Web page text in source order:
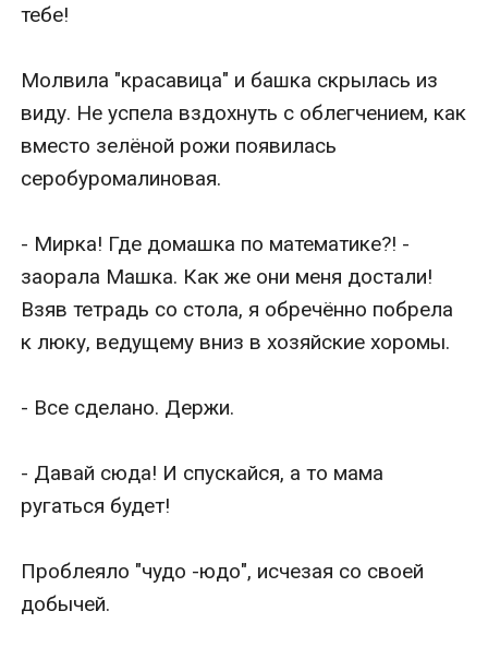
тебе!
Молвила "красавица" и башка скрылась из
виду. Не успела вздохнуть с облегчением, как
вместо зелёной рожи появилась
серобуромалиновая.
- Мирка! Где домашка по математике?! -
заорала Машка. Как же они меня достали!
Взяв тетрадь со стола, я обречённо побрела
к люку, ведущему вниз в хозяйские хоромы.
- Все сделано. Держи.
- Давай сюда! И спускайся, а то мама
ругаться будет!
Проблеяло "чудо -юдо", исчезая со своей
добычей.